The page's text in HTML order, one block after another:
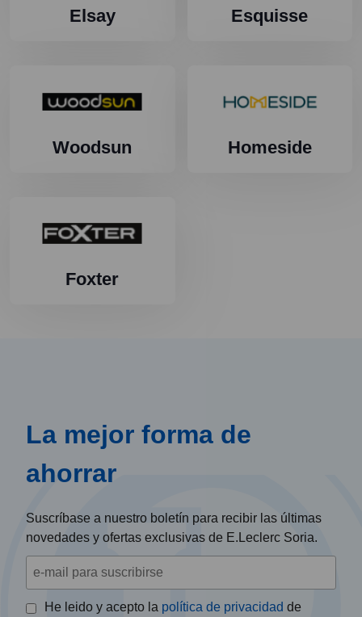
Elsay Esquisse
Woodsun Homeside
Foxter
La mejor forma de
ahorrar
Suscríbase a nuestro boletín para recibir las últimas
novedades y ofertas exclusivas de E.Leclerc Soria.
He leido y acepto la política de privacidad de